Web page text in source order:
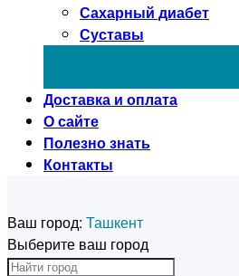
Сахарный диабет
Суставы
Доставка и оплата
О сайте
Полезно знать
Контакты
Ваш город: Ташкент
Выберите ваш город